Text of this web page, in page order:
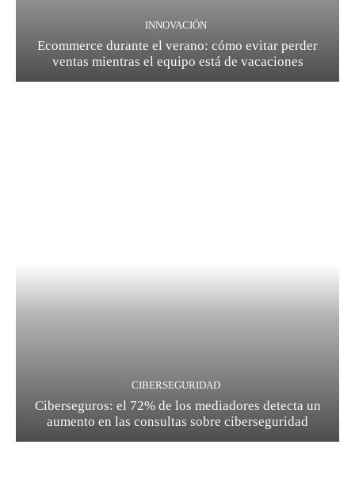
INNOVACIÓN
Ecommerce durante el verano: cómo evitar perder
ventas mientras el equipo está de vacaciones
CIBERSEGURIDAD
Ciberseguros: el 72% de los mediadores detecta un
aumento en las consultas sobre ciberseguridad